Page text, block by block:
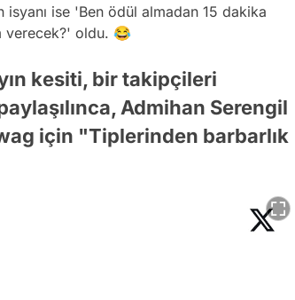
ise 'Ben ödül almadan 15 dakika
verecek?' oldu. 😂
kesiti, bir takipçileri
Admihan Serengil
için "Tiplerinden barbarlık